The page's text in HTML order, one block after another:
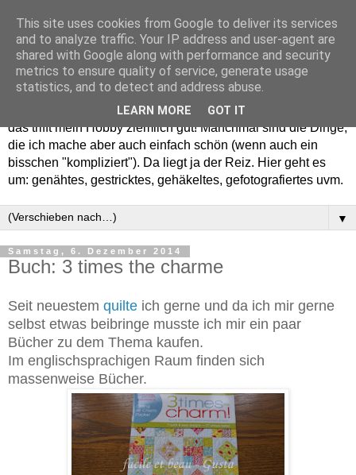
Willkommen in meinem "Wohnzimmer". Einfach und schön -
das trifft mein Hobby ziemlich gut! Manchmal sind die Dinge,
die ich mache aber auch einfach schön (wenn auch ein
bisschen "kompliziert"). Da liegt ja der Reiz. Hier geht es
um: genähtes, gestricktes, gehäkeltes, gefotografiertes uvm.
▼
Samstag, 6. Dezember 2014
Buch: 3 times the charme
Seit neuestem quilte ich gerne und da ich mir gerne
selbst etwas beibringe musste ich mir ein paar
Bücher zu dem Thema kaufen.
Im englischsprachigen Raum finden sich
massenweise Bücher.
This site uses cookies from Google to deliver its services
and to analyze traffic. Your IP address and user-agent are
shared with Google along with performance and security
metrics to ensure quality of service, generate usage
statistics, and to detect and address abuse.
LEARN MORE GOT IT